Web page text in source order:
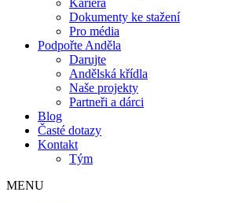
Kariéra
Dokumenty ke stažení
Pro média
Podpořte Anděla
Darujte
Andělská křídla
Naše projekty
Partneři a dárci
Blog
Časté dotazy
Kontakt
Tým
MENU